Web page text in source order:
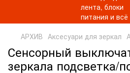
АРХИВ Аксесуари для зеркал
Сенсорный
зеркала подсветка/